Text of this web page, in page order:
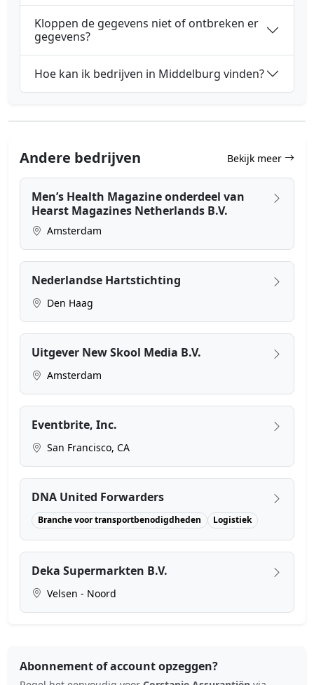
Kloppen de gegevens niet of ontbreken er
gegevens?
Hoe kan ik bedrijven in Middelburg vinden?
Andere bedrijven Bekijk meer
Men’s Health Magazine onderdeel van
Hearst Magazines Netherlands B.V.
Amsterdam
Nederlandse Hartstichting
Den Haag
Uitgever New Skool Media B.V.
Amsterdam
Eventbrite, Inc.
San Francisco, CA
DNA United Forwarders
Branche voor transportbenodigdheden Logistiek
Deka Supermarkten B.V.
Velsen - Noord
Abonnement of account opzeggen?